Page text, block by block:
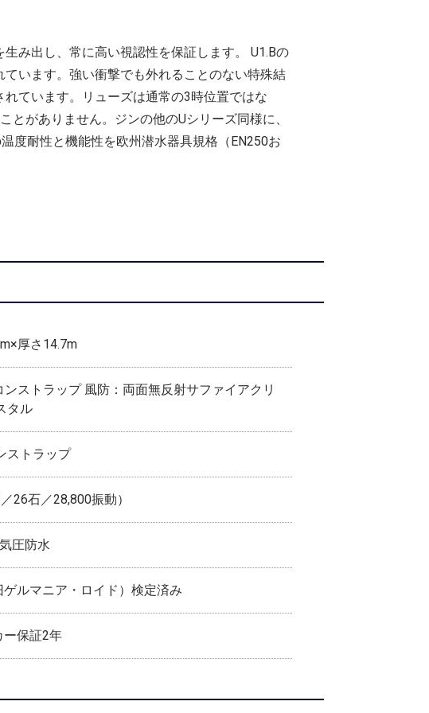
み出し、常に高い視認性を保証します。 U1.Bの
います。強い衝撃でも外れることのない特殊結
ています。リューズは通常の3時位置ではな
がありません。ジンの他のUシリーズ同様に、
度耐性と機能性を欧州潜水器具規格（EN250お
厚さ14.7m
ストラップ 風防：両面無反射サファイアクリ
タル
ストラップ
26石／28,800振動）
圧防水
ルマニア・ロイド）検定済み
ー保証2年